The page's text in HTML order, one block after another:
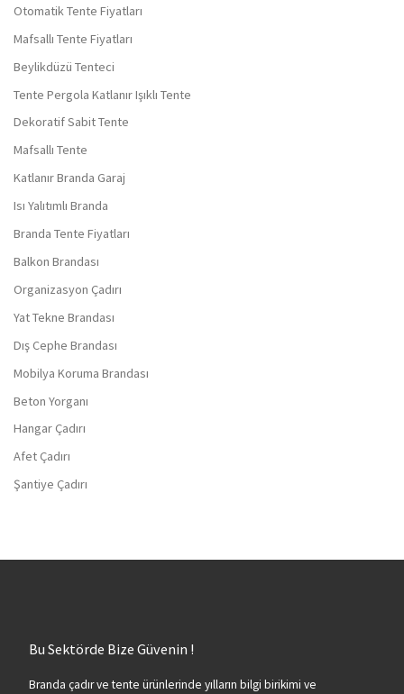
Otomatik Tente Fiyatları
Mafsallı Tente Fiyatları
Beylikdüzü Tenteci
Tente Pergola Katlanır Işıklı Tente
Dekoratif Sabit Tente
Mafsallı Tente
Katlanır Branda Garaj
Isı Yalıtımlı Branda
Branda Tente Fiyatları
Balkon Brandası
Organizasyon Çadırı
Yat Tekne Brandası
Dış Cephe Brandası
Mobilya Koruma Brandası
Beton Yorganı
Hangar Çadırı
Afet Çadırı
Şantiye Çadırı
Bu Sektörde Bize Güvenin !
Branda çadır ve tente ürünlerinde yılların bilgi birikimi ve